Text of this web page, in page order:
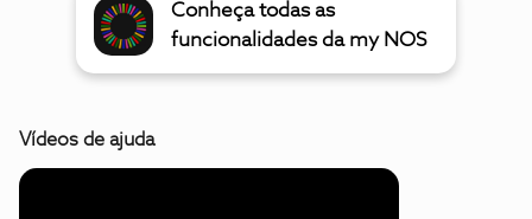
Conheça todas as
funcionalidades da my NOS
Vídeos de ajuda